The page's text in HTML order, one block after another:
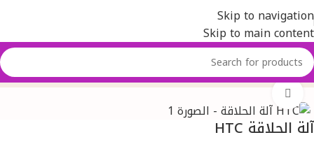
Skip to navigation
Skip to main content
Homeالمنتج آلة الحلاقة HTC
Click to enlarge
آلة الحلاقة HTC